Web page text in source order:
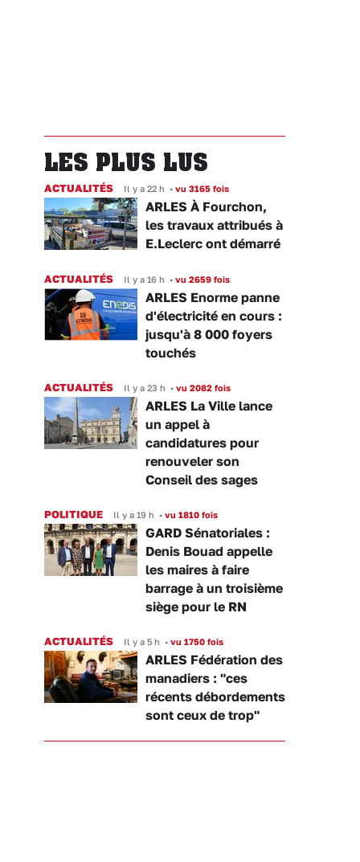
LES PLUS LUS
ACTUALITÉS Il y a 22 h • vu 3165 fois
ARLES À Fourchon,
les travaux attribués à
E.Leclerc ont démarré
ACTUALITÉS Il y a 16 h • vu 2659 fois
ARLES Enorme panne
d'électricité en cours :
jusqu'à 8 000 foyers
touchés
ACTUALITÉS Il y a 23 h • vu 2082 fois
ARLES La Ville lance
un appel à
candidatures pour
renouveler son
Conseil des sages
POLITIQUE Il y a 19 h • vu 1810 fois
GARD Sénatoriales :
Denis Bouad appelle
les maires à faire
barrage à un troisième
siège pour le RN
ACTUALITÉS Il y a 5 h • vu 1750 fois
ARLES Fédération des
manadiers : "ces
récents débordements
sont ceux de trop"